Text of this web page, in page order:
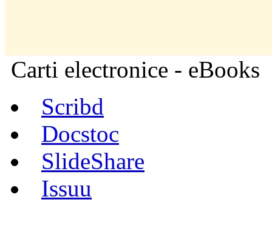
Carti electronice - eBooks
Scribd
Docstoc
SlideShare
Issuu